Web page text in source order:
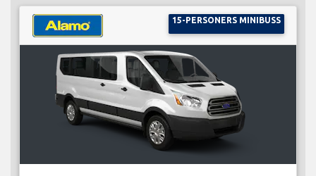
15-PERSONERS MINIBUSS